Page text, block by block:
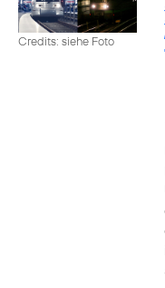
Credits: siehe Foto